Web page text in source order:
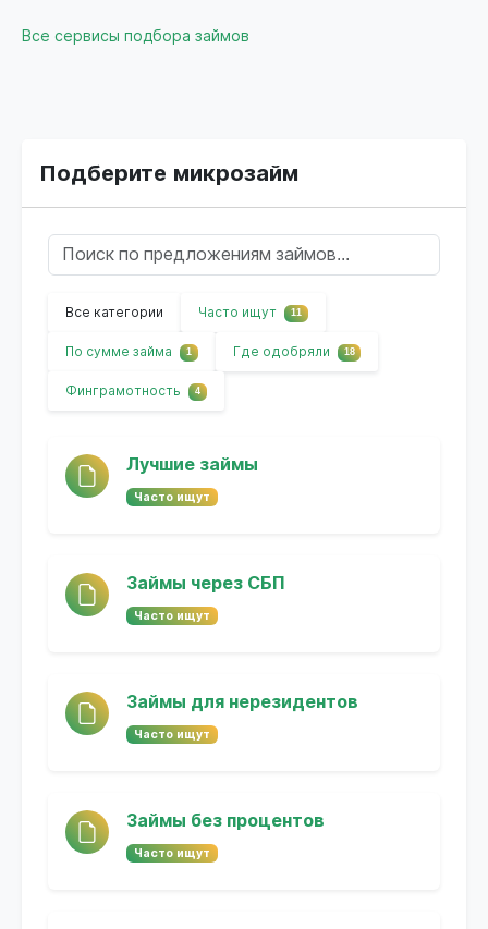
Все сервисы подбора займов
Подберите микрозайм
Все категории Часто ищут 11
По сумме займа 1 Где одобряли 18
Финграмотность 4
Лучшие займы
Часто ищут
Займы через СБП
Часто ищут
Займы для нерезидентов
Часто ищут
Займы без процентов
Часто ищут